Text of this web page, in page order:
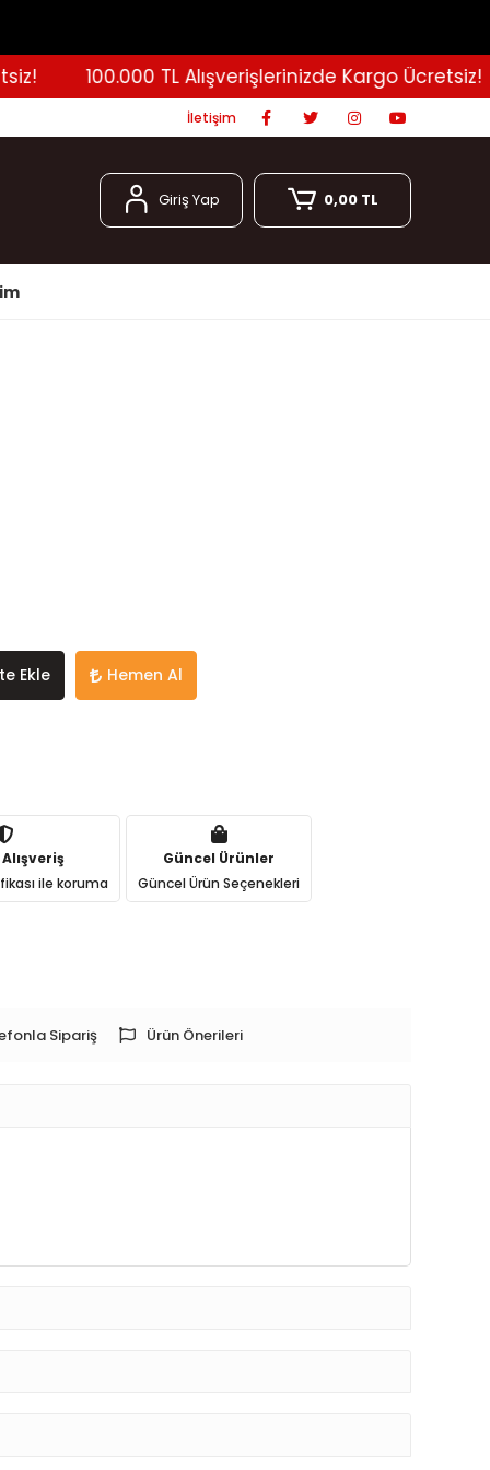
100.000 TL Alışverişlerinizde Kargo Ücretsiz!
İletişim
Giriş Yap 0,00 TL
Ekle Hemen Al
ile koruma
Güncel Ürünler
Güncel Ürün Seçenekleri
Sipariş Ürün Önerileri